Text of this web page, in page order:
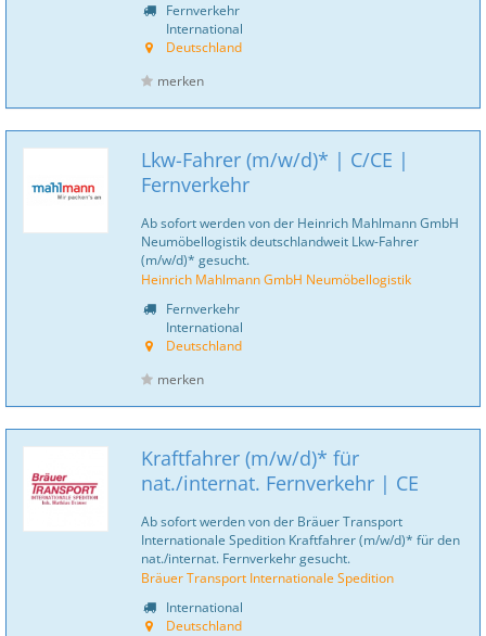
Fernverkehr
International
Deutschland
merken
Lkw-Fahrer (m/w/d)* | C/CE |
Fernverkehr
Ab sofort werden von der Heinrich Mahlmann GmbH
Neumöbellogistik deutschlandweit Lkw-Fahrer
(m/w/d)* gesucht.
Heinrich Mahlmann GmbH Neumöbellogistik
Fernverkehr
International
Deutschland
merken
Kraftfahrer (m/w/d)* für
nat./internat. Fernverkehr | CE
Ab sofort werden von der Bräuer Transport
Internationale Spedition Kraftfahrer (m/w/d)* für den
nat./internat. Fernverkehr gesucht.
Bräuer Transport Internationale Spedition
International
Deutschland